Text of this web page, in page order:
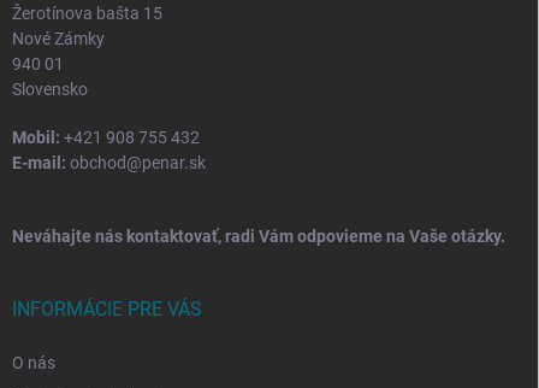
Žerotínova bašta 15
Nové Zámky
940 01
Slovensko
Mobil: +421 908 755 432
E-mail: obchod@penar.sk
Neváhajte nás kontaktovať, radi Vám odpovieme na Vaše otázky.
INFORMÁCIE PRE VÁS
O nás